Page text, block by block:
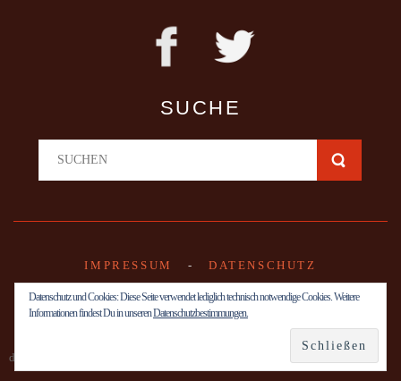
SUCHE
IMPRESSUM - DATENSCHUTZ
designed by Andreas Wenzel
Datenschutz und Cookies: Diese Seite verwendet lediglich technisch notwendige Cookies. Weitere
Informationen findest Du in unserenDatenschutzbestimmungen.